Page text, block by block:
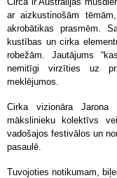
ar aizkustinošām
akrobātikas prasmēm.
kustības un cirka
robežām. Jautājums
nemitīgi virzīties uz
meklējumos.
Cirka vizionāra Jarona
mākslinieku kolektīvs
vadošajos festivālos un
pasaulē.
Tuvojoties notikumam,